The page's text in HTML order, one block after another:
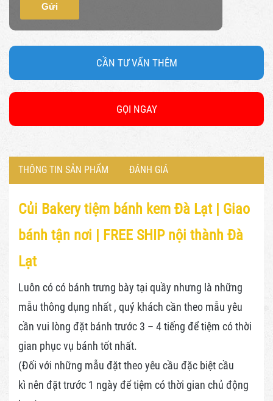
Gửi
CẦN TƯ VẤN THÊM
GỌI NGAY
THÔNG TIN SẢN PHẨM ĐÁNH GIÁ
Củi Bakery tiệm bánh kem Đà Lạt | Giao
bánh tận nơi | FREE SHIP nội thành Đà
Lạt
Luôn có có bánh trưng bày tại quầy nhưng là những
mẫu thông dụng nhất , quý khách cần theo mẫu yêu
cần vui lòng đặt bánh trước 3 – 4 tiếng để tiệm có thời
gian phục vụ bánh tốt nhất.
(Đối với những mẫu đặt theo yêu cầu đặc biệt cầu
kì nên đặt trước 1 ngày để tiệm có thời gian chủ động